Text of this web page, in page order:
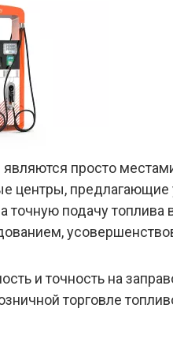
просто
центры,
подачу топлива
и точность на
торговле